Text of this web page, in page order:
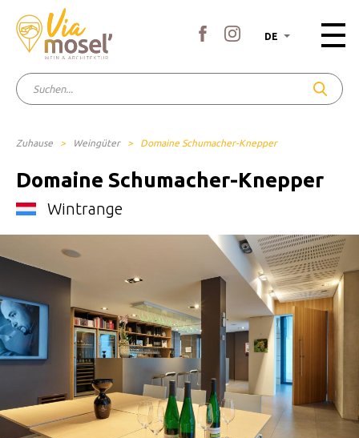
DE
Zuhause > Weingüter > Domaine Schumacher-Knepper
Domaine Schumacher-Knepper
Wintrange